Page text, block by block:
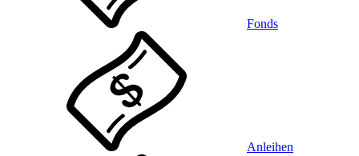
Fonds
Anleihen